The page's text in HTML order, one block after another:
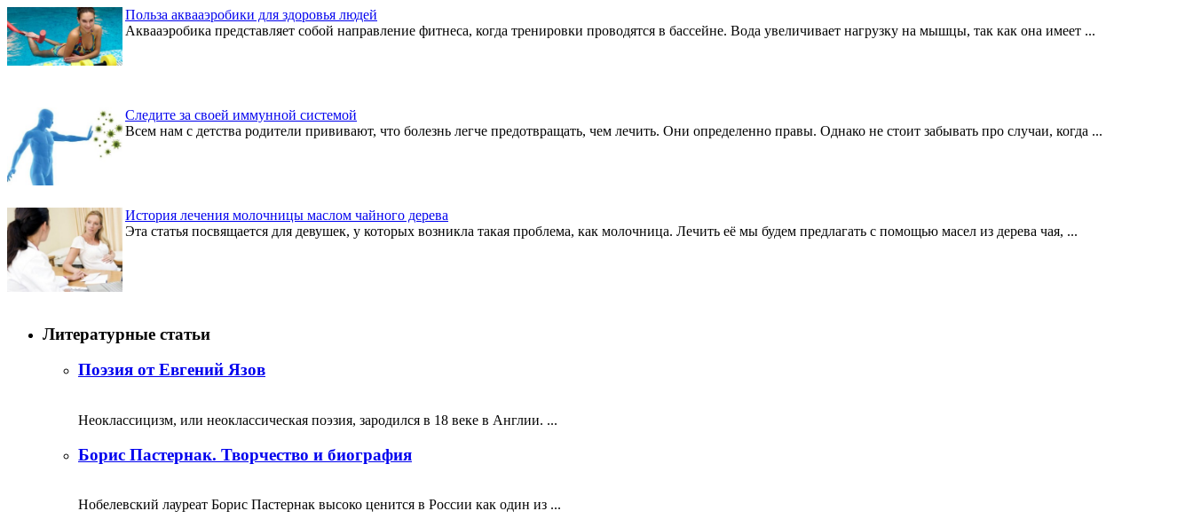
Польза аквааэробики для здоровья людей
Аквааэробика представляет собой направление фитнеса, когда тренировки проводятся в бассейне. Вода увеличивает нагрузку на мышцы, так как она имеет ...
Следите за своей иммунной системой
Всем нам с детства родители прививают, что болезнь легче предотвращать, чем лечить. Они определенно правы. Однако не стоит забывать про случаи, когда ...
История лечения молочницы маслом чайного дерева
Эта статья посвящается для девушек, у которых возникла такая проблема, как молочница. Лечить её мы будем предлагать с помощью масел из дерева чая, ...
Литературные статьи
Поэзия от Евгений Язов
Неоклассицизм, или неоклассическая поэзия, зародился в 18 веке в Англии. ...
Борис Пастернак. Творчество и биография
Нобелевский лауреат Борис Пастернак высоко ценится в России как один из ...